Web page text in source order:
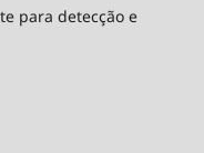
para detecção e